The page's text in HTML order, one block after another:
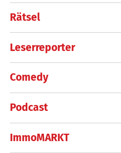
Rätsel
Leserreporter
Comedy
Podcast
ImmoMARKT